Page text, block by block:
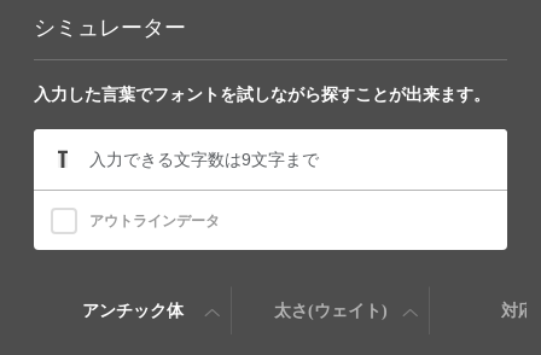
シミュレーター
入力した言葉でフォントを試しながら探すことが出来ます。
アウトラインデータ
アンチック体 太さ(ウェイト) 対応